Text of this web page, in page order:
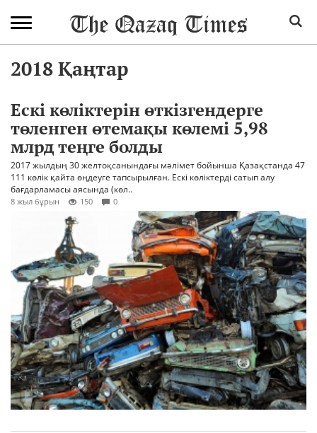
2018 Қаңтар
Ескі көліктерін өткізгендерге
төленген өтемақы көлемі 5,98
млрд теңге болды
2017 жылдың 30 желтоқсанындағы мәлімет бойынша Қазақстанда 47
111 көлік қайта өңдеуге тапсырылған. Ескі көліктерді сатып алу
бағдарламасы аясында (көл..
8 жыл бұрын 150 0